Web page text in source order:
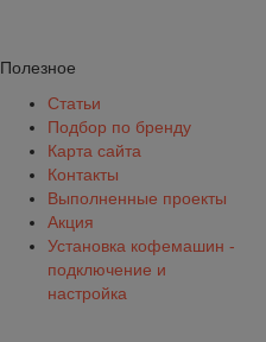
Полезное
Статьи
Подбор по бренду
Карта сайта
Контакты
Выполненные проекты
Акция
Установка кофемашин -
подключение и
настройка